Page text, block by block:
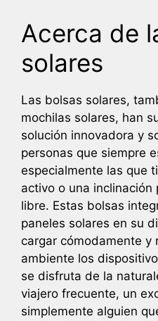
Acerca de
solares
Las bolsas solares,
mochilas solares, han
solución innovadora y
personas que siempre
especialmente las que
activo o una inclinación
libre. Estas bolsas
paneles solares en su
cargar cómodamente y
ambiente los
se disfruta de la
viajero frecuente, un
simplemente alguien